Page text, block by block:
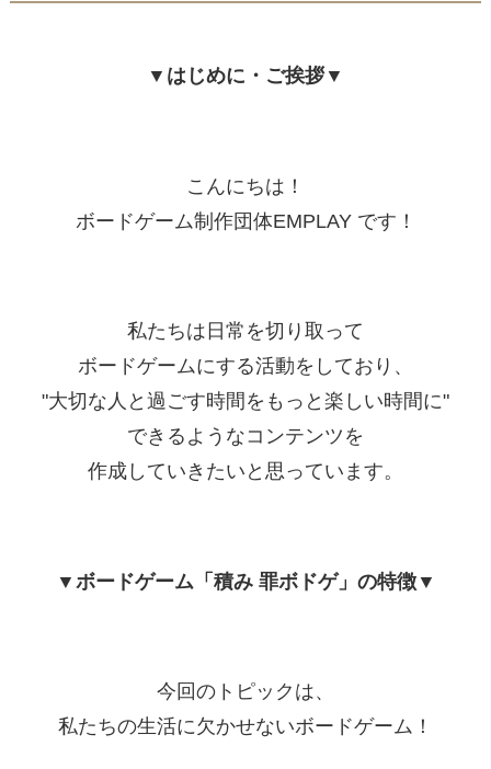
▼はじめに・ご挨拶▼
こんにちは！
ボードゲーム制作団体EMPLAY です！
私たちは日常を切り取って
ボードゲームにする活動をしており、
"大切な人と過ごす時間をもっと楽しい時間に"
できるようなコンテンツを
作成していきたいと思っています。
▼ボードゲーム「積み 罪ボドゲ」の特徴▼
今回のトピックは、
私たちの生活に欠かせないボードゲーム！